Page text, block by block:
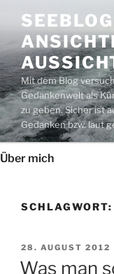
Inhalt
springen
Mit dem Blog
Gedankenwelt als
zu geben. Sicher ist
Gedanken bzw. laut
Über mich
SCHLAGWORT:
VERÖFFENTLICHT
AM
28. AUGUST 2012
Was man